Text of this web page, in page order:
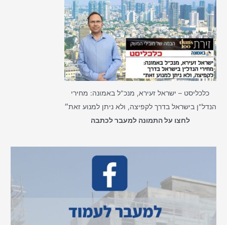
כלכליסט – ישראל זעירא, מנכ"ל באמונה: מחירי
הנדל"ן בישראל בדרך לקפיצה, ולא ניתן למנוע זאת״
לחצו על התמונה למעבר לכתבה